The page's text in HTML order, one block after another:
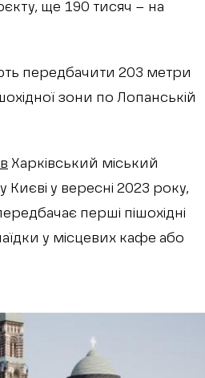
ще 190 тисяч – на
передбачити 203 метри
зони по Лопанській
Харківський міський
Києві у вересні 2023 року,
перші пішохідні
у місцевих кафе або